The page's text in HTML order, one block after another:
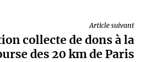
Article suivant
collecte de dons à la
des 20 km de Paris